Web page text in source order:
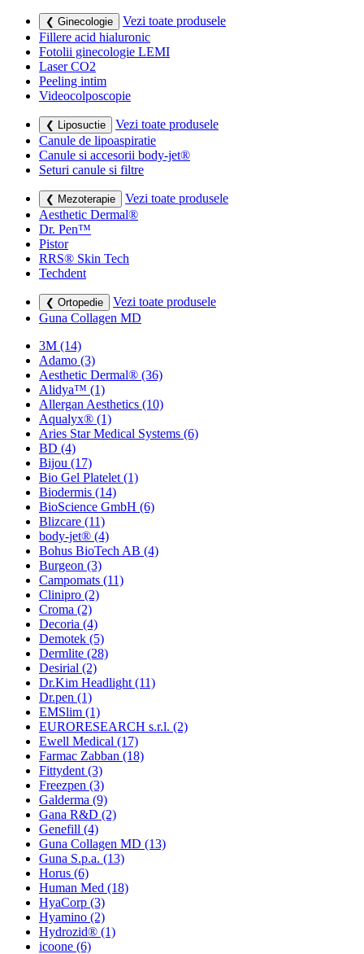
❮ Ginecologie
Vezi toate produsele
Fillere acid hialuronic
Fotolii ginecologie LEMI
Laser CO2
Peeling intim
Videocolposcopie
❮ Liposuctie
Vezi toate produsele
Canule de lipoaspiratie
Canule si accesorii body-jet®
Seturi canule si filtre
❮ Mezoterapie
Vezi toate produsele
Aesthetic Dermal®
Dr. Pen™
Pistor
RRS® Skin Tech
Techdent
❮ Ortopedie
Vezi toate produsele
Guna Collagen MD
3M (14)
Adamo (3)
Aesthetic Dermal® (36)
Alidya™ (1)
Allergan Aesthetics (10)
Aqualyx® (1)
Aries Star Medical Systems (6)
BD (4)
Bijou (17)
Bio Gel Platelet (1)
Biodermis (14)
BioScience GmbH (6)
Blizcare (11)
body-jet® (4)
Bohus BioTech AB (4)
Burgeon (3)
Campomats (11)
Clinipro (2)
Croma (2)
Decoria (4)
Demotek (5)
Dermlite (28)
Desirial (2)
Dr.Kim Headlight (11)
Dr.pen (1)
EMSlim (1)
EURORESEARCH s.r.l. (2)
Ewell Medical (17)
Farmac Zabban (18)
Fittydent (3)
Freezpen (3)
Galderma (9)
Gana R&D (2)
Genefill (4)
Guna Collagen MD (13)
Guna S.p.a. (13)
Horus (6)
Human Med (18)
HyaCorp (3)
Hyamino (2)
Hydrozid® (1)
icoone (6)